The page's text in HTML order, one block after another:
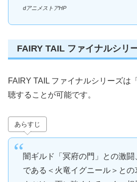
dアニメストアHP
FAIRY TAIL ファイナルシリ
FAIRY TAIL ファイナルシリーズは「
聴することが可能です。
あらすじ
闇ギルド「冥府の門」との激
である＜火竜イグニール＞との